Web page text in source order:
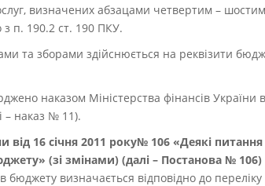
визначених абзацами четвертим –
з п. 190.2 ст. 190 ПКУ.
та зборами здійснюється на реквізити
наказом Міністерства фінансів України
– наказ № 11).
від 16 січня 2011 року№ 106 «Деякі
(зі змінами) (далі – Постанова № 106)
бюджету визначається відповідно до